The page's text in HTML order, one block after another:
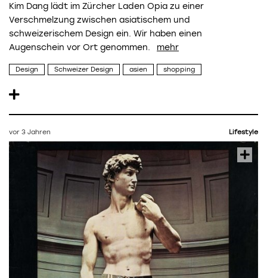
Kim Dang lädt im Zürcher Laden Opia zu einer
Verschmelzung zwischen asiatischem und
schweizerischem Design ein. Wir haben einen
Augenschein vor Ort genommen.
Design Schweizer Design asien shopping
vor 3 Jahren Lifestyle